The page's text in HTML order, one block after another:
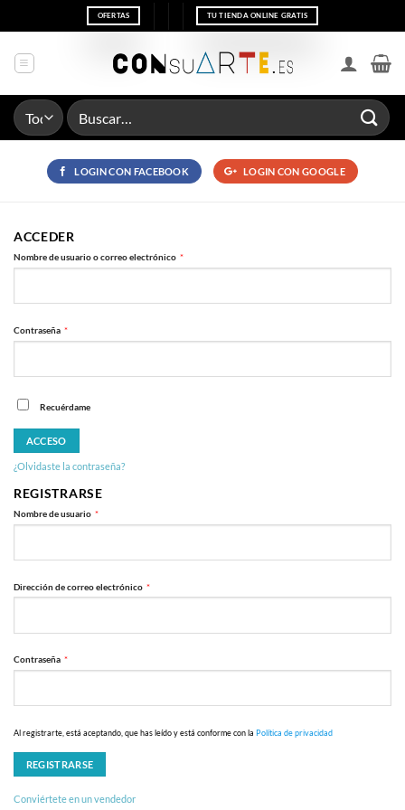
OFERTAS TU TIENDA ONLINE GRATIS
Buscar
por:
LOGIN CON FACEBOOK LOGIN CONGOOGLE
ACCEDER
Nombre de usuario o correo electrónico *Obligatorio
Contraseña *Obligatorio
Recuérdame
ACCESO
¿Olvidaste la contraseña?
REGISTRARSE
Nombre de usuario *Obligatorio
Dirección de correo electrónico *Obligatorio
Contraseña *Obligatorio
Al registrarte, está aceptando, que has leído y está conforme con la Política de privacidad
REGISTRARSE
Conviértete en un vendedor